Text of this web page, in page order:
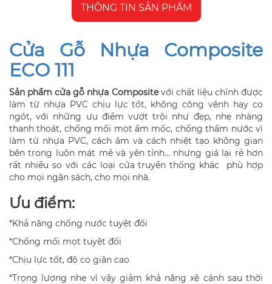
THÔNG TIN SẢN PHẨM
Cửa Gỗ Nhựa Composite
ECO 111
Sản phẩm cửa gỗ nhựa Compositevới chất liệu chính được
làm từ nhựa PVC chịu lực tốt, không công vênh hay co
ngót, với những ưu điểm vượt trội như đẹp, nhẹ nhàng
thanh thoát, chống mối mọt ẩm mốc, chống thấm nước vì
làm từ nhựa PVC, cách âm và cách nhiệt tạo không gian
bên trong luôn mát mẻ và yên tỉnh… nhưng giá lại rẻ hơn
rất nhiều so với các loại cửa truyền thống khác phù hợp
cho mọi ngân sách, cho mọi nhà.
Ưu điểm:
*Khả năng chống nước tuyệt đối
*Chống mối mọt tuyệt đối
*Chịu lực tốt, độ co giãn cao
*Trọng lượng nhẹ vì vậy giảm khả năng xệ cánh sau thời